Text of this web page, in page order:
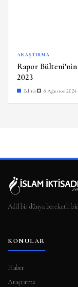
ARAŞTIRMA
Rapor
2023
Editör 8 Ağustos 2024
Adil bir dünya bereketli
KONULAR
Haber
Araştırma